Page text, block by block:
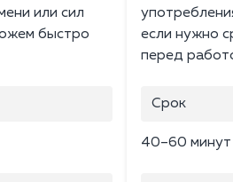
или сил
быстро
если нужно
перед
Срок
40–60 минут